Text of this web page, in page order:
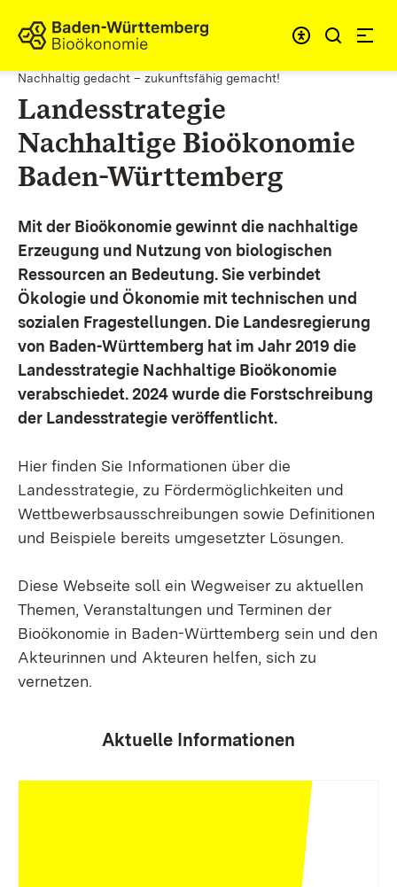
Zum Inhalt springen
Link zur Startseite
Nachhaltig gedacht – zukunftsfähig gemacht!
Landesstrategie
Nachhaltige Bioökonomie
Baden-Württemberg
Mit der Bioökonomie gewinnt die nachhaltige
Erzeugung und Nutzung von biologischen
Ressourcen an Bedeutung. Sie verbindet
Ökologie und Ökonomie mit technischen und
sozialen Fragestellungen. Die Landesregierung
von Baden-Württemberg hat im Jahr 2019 die
Landesstrategie Nachhaltige Bioökonomie
verabschiedet. 2024 wurde die Forstschreibung
der Landesstrategie veröffentlicht.
Hier finden Sie Informationen über die
Landesstrategie, zu Fördermöglichkeiten und
Wettbewerbsausschreibungen sowie Definitionen
und Beispiele bereits umgesetzter Lösungen.
Diese Webseite soll ein Wegweiser zu aktuellen
Themen, Veranstaltungen und Terminen der
Bioökonomie in Baden-Württemberg sein und den
Akteurinnen und Akteuren helfen, sich zu
vernetzen.
Aktuelle Informationen